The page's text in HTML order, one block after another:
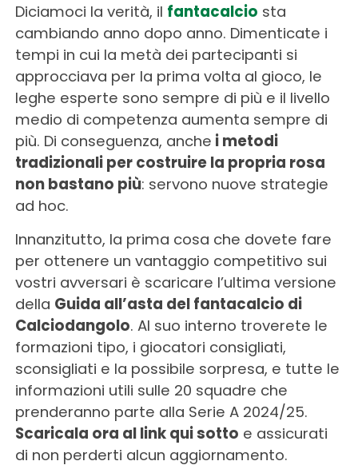
Diciamoci la verità, il fantacalcio sta
cambiando anno dopo anno. Dimenticate i
tempi in cui la metà dei partecipanti si
approcciava per la prima volta al gioco, le
leghe esperte sono sempre di più e il livello
medio di competenza aumenta sempre di
più. Di conseguenza, anche i metodi
tradizionali per costruire la propria rosa
non bastano più: servono nuove strategie
ad hoc.
Innanzitutto, la prima cosa che dovete fare
per ottenere un vantaggio competitivo sui
vostri avversari è scaricare l’ultima versione
della Guida all’asta del fantacalcio di
Calciodangolo. Al suo interno troverete le
formazioni tipo, i giocatori consigliati,
sconsigliati e la possibile sorpresa, e tutte le
informazioni utili sulle 20 squadre che
prenderanno parte alla Serie A 2024/25.
Scaricala ora al link qui sotto e assicurati
di non perderti alcun aggiornamento.